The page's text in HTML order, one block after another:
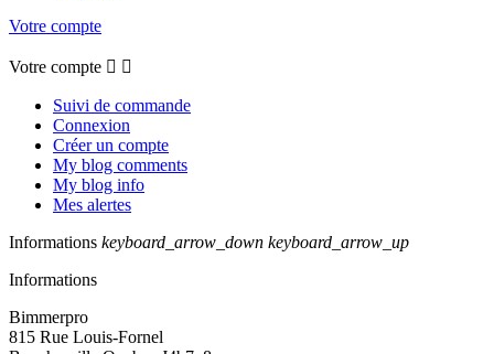
Votre compte
Votre compte  
Suivi de commande
Connexion
Créer un compte
My blog comments
My blog info
Mes alertes
Informations keyboard_arrow_down keyboard_arrow_up
Informations
Bimmerpro
815 Rue Louis-Fornel